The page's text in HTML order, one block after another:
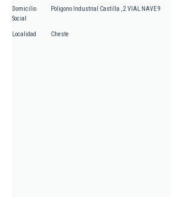
Domicilio
Social
Poligono Industrial Castilla , 2 VIAL NAVE 9
Localidad Cheste